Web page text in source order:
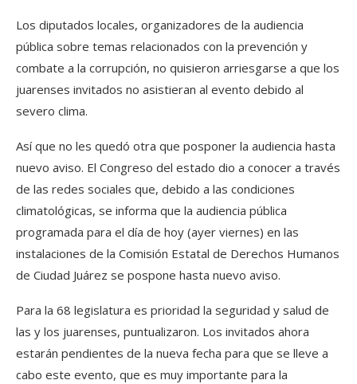
Los diputados locales, organizadores de la audiencia
pública sobre temas relacionados con la prevención y
combate a la corrupción, no quisieron arriesgarse a que los
juarenses invitados no asistieran al evento debido al
severo clima.
Así que no les quedó otra que posponer la audiencia hasta
nuevo aviso. El Congreso del estado dio a conocer a través
de las redes sociales que, debido a las condiciones
climatológicas, se informa que la audiencia pública
programada para el día de hoy (ayer viernes) en las
instalaciones de la Comisión Estatal de Derechos Humanos
de Ciudad Juárez se pospone hasta nuevo aviso.
Para la 68 legislatura es prioridad la seguridad y salud de
las y los juarenses, puntualizaron. Los invitados ahora
estarán pendientes de la nueva fecha para que se lleve a
cabo este evento, que es muy importante para la